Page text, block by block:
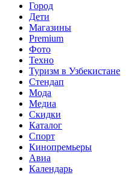
Город
Дети
Магазины
Premium
Фото
Техно
Туризм в Узбекистане
Стендап
Мода
Медиа
Скидки
Каталог
Спорт
Кинопремьеры
Авиа
Календарь